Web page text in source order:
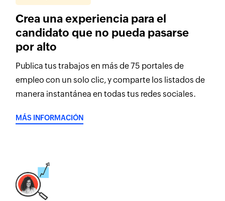
Crea una experiencia para el
candidato que no pueda pasarse
por alto
Publica tus trabajos en más de 75 portales de
empleo con un solo clic, y comparte los listados de
manera instantánea en todas tus redes sociales.
MÁS INFORMACIÓN